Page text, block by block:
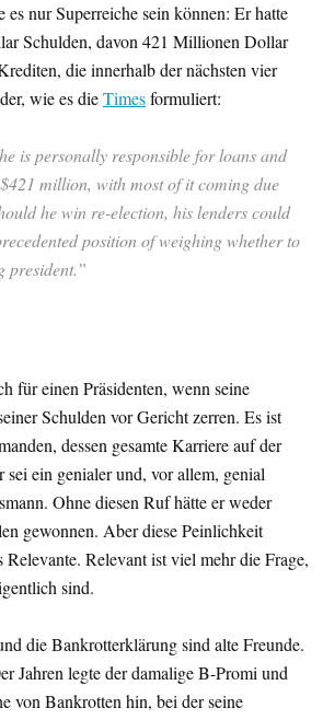
nur Superreiche sein können: Er hatte
Schulden, davon 421 Millionen Dollar
die innerhalb der nächsten vier
wie es dieTimesformuliert:
is personally responsible for loans and
million, with most of it coming due
he win re-election, his lenders could
position of weighing whether to
president.”
für einen Präsidenten, wenn seine
Schulden vor Gericht zerren. Es ist
dessen gesamte Karriere auf der
ein genialer und, vor allem, genial
Ohne diesen Ruf hätte er weder
gewonnen. Aber diese Peinlichkeit
Relevante. Relevant ist viel mehr die Frage,
sind.
die Bankrotterklärung sind alte Freunde.
Jahren legte der damalige B-Promi und
von Bankrotten hin, bei der seine